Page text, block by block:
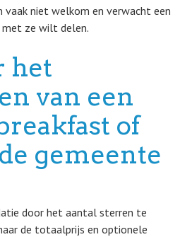
vaak niet welkom en verwacht een
ze wilt delen.
het
van een
of
gemeente
door het aantal sterren te
de totaalprijs en optionele